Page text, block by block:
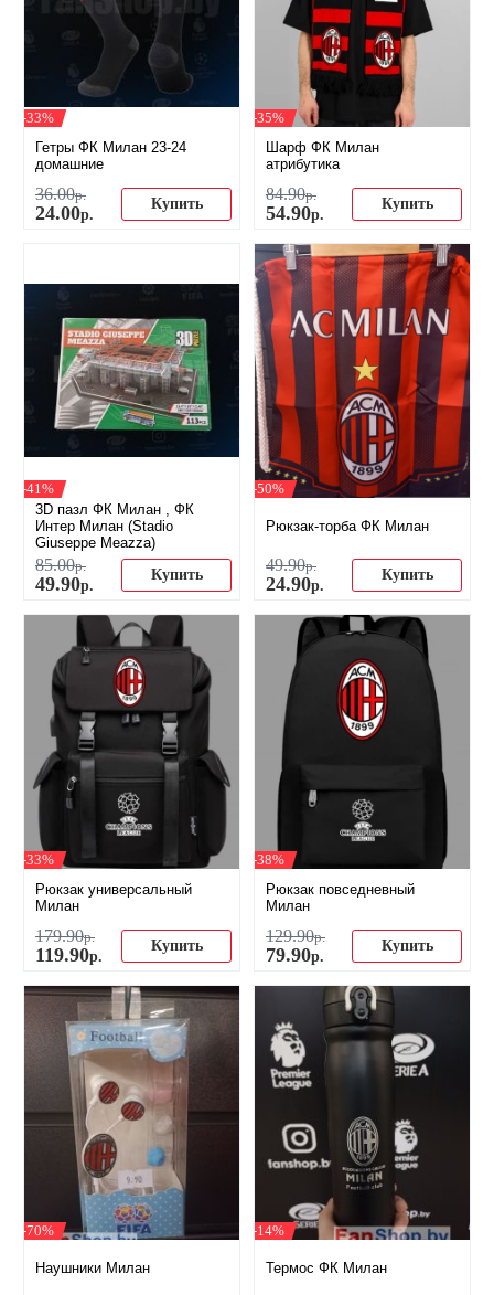
-33%
Гетры ФК Милан 23-24
домашние
36.00р.
24.00р.
Купить
-35%
Шарф ФК Милан
атрибутика
84.90р.
54.90р.
Купить
-41%
3D пазл ФК Милан , ФК
Интер Милан (Stadio
Giuseppe Meazza)
85.00р.
49.90р.
Купить
-50%
Рюкзак-торба ФК Милан
49.90р.
24.90р.
Купить
-33%
Рюкзак универсальный
Милан
179.90р.
119.90р.
Купить
-38%
Рюкзак повседневный
Милан
129.90р.
79.90р.
Купить
-70%
Наушники Милан
-14%
Термос ФК Милан